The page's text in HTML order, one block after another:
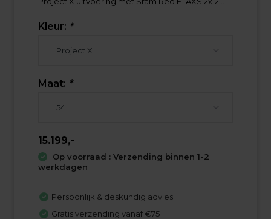
Kleur: *
Maat: *
15.199,-
Op voorraad : Verzending binnen 1-2
werkdagen
Persoonlijk & deskundig advies
Gratis verzending vanaf €75